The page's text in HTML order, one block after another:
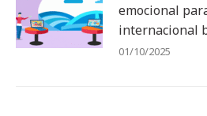
emocional
internacional
01/10/2025